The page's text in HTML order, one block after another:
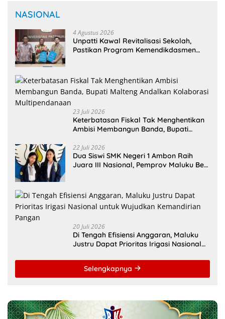
NASIONAL
4 Agustus 2026
Unpatti Kawal Revitalisasi Sekolah,
Pastikan Program Kemendikdasmen
23 Juli 2026
Keterbatasan Fiskal Tak Menghentikan
Ambisi Membangun Banda, Bupati
Multipendanaan
22 Juli 2026
Dua Siswi SMK Negeri 1 Ambon Raih
Juara III Nasional, Pemprov Maluku Beri
20 Juli 2026
Di Tengah Efisiensi Anggaran, Maluku
Justru Dapat Prioritas Irigasi Nasional
Selengkapnya